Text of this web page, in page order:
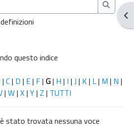
Cerca
questo indice
| C| D | E| F| G| H | I | J | K | L| M | N |
| W| X| Y| Z | TUTTI
stato trovata nessuna voce